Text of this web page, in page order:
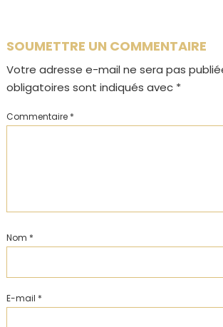
SOUMETTRE UN COMMENTAIRE
Votre adresse e-mail ne sera pas
obligatoires sont indiqués avec *
Commentaire *
Nom *
E-mail *